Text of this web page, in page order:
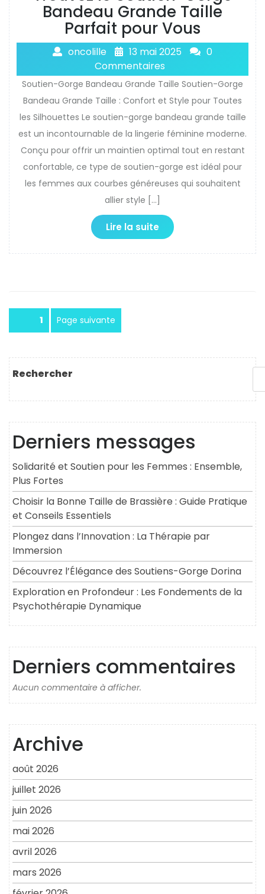
Bandeau Grande Taille
Parfait pour Vous
oncolille 13 mai 2025
0
Commentaires
Soutien-Gorge Bandeau Grande Taille Soutien-Gorge
Bandeau Grande Taille : Confort et Style pour Toutes
les Silhouettes Le soutien-gorge bandeau grande taille
est un incontournable de la lingerie féminine moderne.
Conçu pour offrir un maintien optimal tout en restant
confortable, ce type de soutien-gorge est idéal pour
les femmes aux courbes généreuses qui souhaitent
allier style […]
Lire la suite
Pagination
des
publications
Page1 Page suivante
Rechercher
Derniers messages
Solidarité et Soutien pour les Femmes : Ensemble,
Plus Fortes
Choisir la Bonne Taille de Brassière : Guide Pratique
et Conseils Essentiels
Plongez dans l’Innovation : La Thérapie par
Immersion
Découvrez l’Élégance des Soutiens-Gorge Dorina
Exploration en Profondeur : Les Fondements de la
Psychothérapie Dynamique
Derniers commentaires
Aucun commentaire à afficher.
Archive
août 2026
juillet 2026
juin 2026
mai 2026
avril 2026
mars 2026